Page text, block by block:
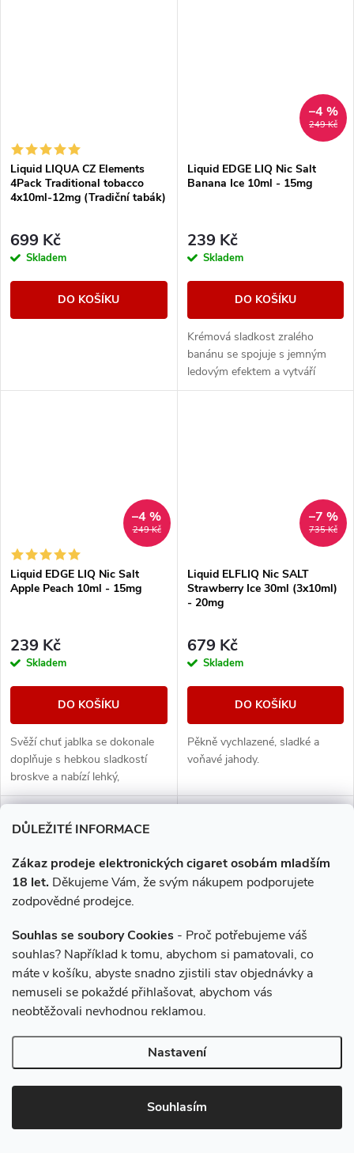
DŮLEŽITÉ INFORMACE
Zákaz prodeje elektronických cigaret osobám mladším
18 let. Děkujeme Vám, že svým nákupem podporujete
zodpovědné prodejce.
Souhlas se soubory Cookies - Proč potřebujeme váš
souhlas? Například k tomu, abychom si pamatovali, co
máte v košíku, abyste snadno zjistili stav objednávky a
nemuseli se pokaždé přihlašovat, abychom vás
neobtěžovali nevhodnou reklamou.
Nastavení
Souhlasím
Liquid LIQUA CZ Elements
4Pack Traditional tobacco
4x10ml-12mg (Tradiční tabák)
699 Kč
Skladem
DO KOŠÍKU
249 Kč
–4 %
Liquid EDGE LIQ Nic Salt
Banana Ice 10ml - 15mg
239 Kč
Skladem
DO KOŠÍKU
Krémová sladkost zralého
banánu se spojuje s jemným
ledovým efektem a vytváří
hladkou, osvěžující chuť s
249 Kč
–4 %
Liquid EDGE LIQ Nic Salt
Apple Peach 10ml - 15mg
239 Kč
Skladem
DO KOŠÍKU
Svěží chuť jablka se dokonale
doplňuje s hebkou sladkostí
broskve a nabízí lehký,
harmonický ovocný zážitek.
735 Kč
–7 %
Liquid ELFLIQ Nic SALT
Strawberry Ice 30ml (3x10ml)
- 20mg
679 Kč
Skladem
DO KOŠÍKU
Pěkně vychlazené, sladké a
voňavé jahody.
Frutie 50/50 - Broskev (Peach)
10ml - 0mg
Skladem
Frutie BAR Juice - Hroznové
víno (Grapie) 0mg
219 Kč
Skladem